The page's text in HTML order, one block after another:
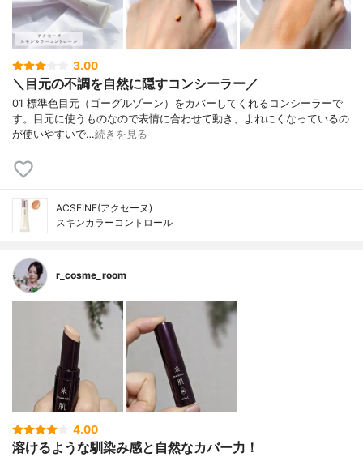
3.00
＼目元の不調を自然に隠すコンシーラー／
01 標準色目元（ゴーグルゾーン）をカバーしてくれるコンシーラーで
す。目元に使うものなので表情に合わせて動き、よれにくなっているの
が使いやすいで…続きを見る
ACSEINE(アクセーヌ)
スキンカラーコントロール
r_cosme_room
4.00
溶けるような馴染み感と自然なカバー力！